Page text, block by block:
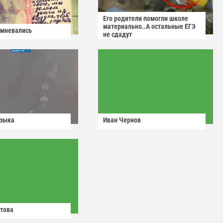
Его родители помогли школе
материально..А остальные ЕГЭ
не сдадут
Иван Чернов